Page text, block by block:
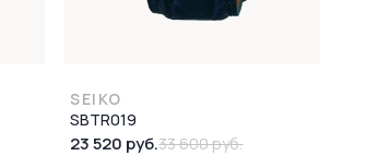
SEIKO
SBTR019
23 520 руб.33 600 руб.